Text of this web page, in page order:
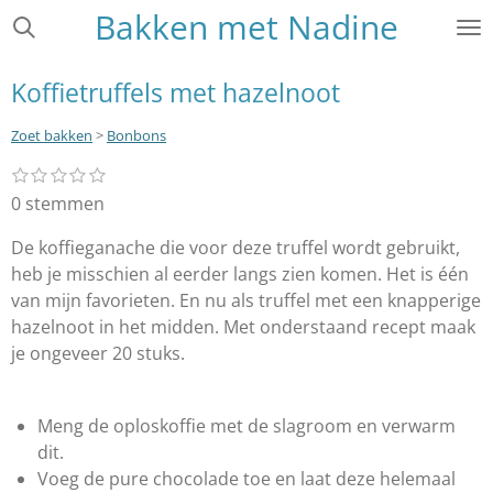
Ga
de
hoofdinhoud
Bakken met Nadine
Koffietruffels met hazelnoot
Zoet bakken > Bonbons
R
a
i
n
g
:
0
1
s
t
r
2
t
r
r
e
n
3
t
r
r
e
n
4
t
r
r
e
n
5
t
r
r
e
n
S
m
m
e
n
0 stemmen
De koffieganache die voor deze truffel wordt gebruikt,
heb je misschien al eerder langs zien komen. Het is één
van mijn favorieten. En nu als truffel met een knapperige
hazelnoot in het midden. Met onderstaand recept maak
je ongeveer 20 stuks.
Meng de oploskoffie met de slagroom en verwarm
dit.
Voeg de pure chocolade toe en laat deze helemaal